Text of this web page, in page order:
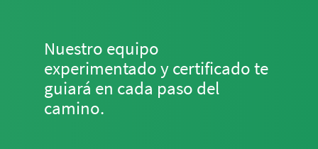
Nuestro equipo
experimentado y certificado te
guiará en cada paso del
camino.